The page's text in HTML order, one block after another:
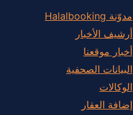
مدوّنة Halalbooking
أرشيف الأخبار
أخبار موقعنا
البيانات الصحفية
الوكالات
إضافة العقار